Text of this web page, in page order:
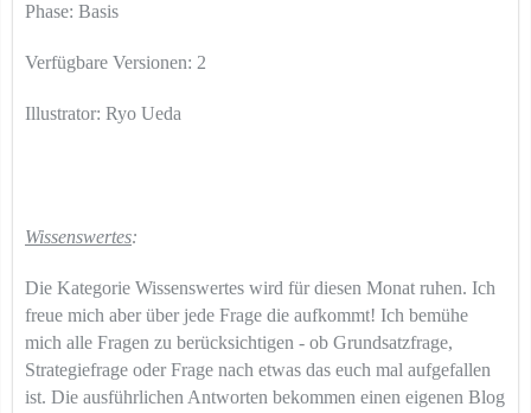
Phase: Basis
Verfügbare Versionen: 2
Illustrator: Ryo Ueda
Wissenswertes:
Die Kategorie Wissenswertes wird für diesen Monat ruhen. Ich
freue mich aber über jede Frage die aufkommt! Ich bemühe
mich alle Fragen zu berücksichtigen - ob Grundsatzfrage,
Strategiefrage oder Frage nach etwas das euch mal aufgefallen
ist. Die ausführlichen Antworten bekommen einen eigenen Blog